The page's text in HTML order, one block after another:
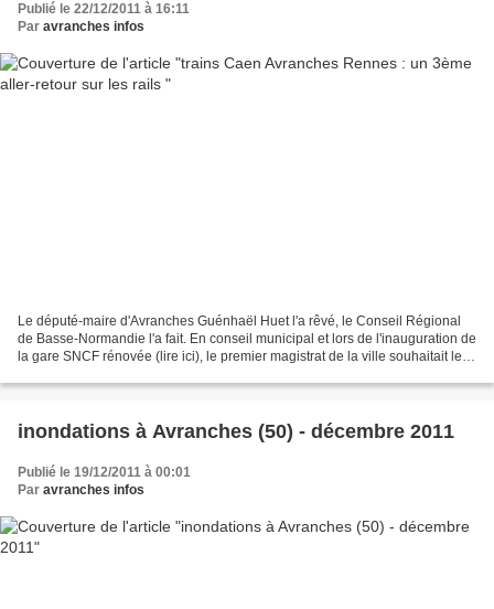
Publié le 22/12/2011 à 16:11
Par avranches infos
Le député-maire d'Avranches Guénhaël Huet l'a rêvé, le Conseil Régional
de Basse-Normandie l'a fait. En conseil municipal et lors de l'inauguration de
la gare SNCF rénovée (lire ici), le premier magistrat de la ville souhaitait le
inondations à Avranches (50) - décembre 2011
Publié le 19/12/2011 à 00:01
Par avranches infos